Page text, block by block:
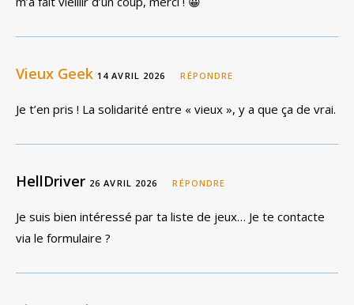
Vieux Geek 14 AVRIL 2026 RÉPONDRE
Je t’en pris ! La solidarité entre « vieux », y a que ça de vrai.
HellDriver 26 AVRIL 2026 RÉPONDRE
Je suis bien intéressé par ta liste de jeux… Je te contacte
via le formulaire ?